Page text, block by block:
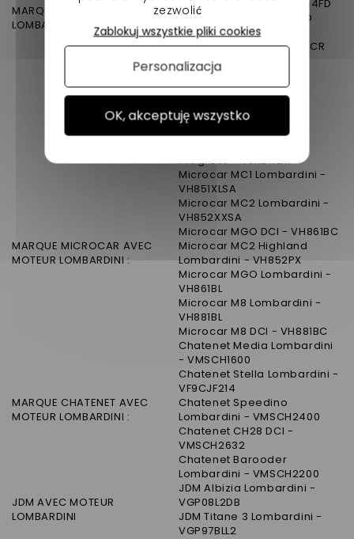
MARQUE LIGIER AVEC MOTEUR
LOMBARDINI
Ligier XTOO RS - VJRJS44FD
Ligier Dué - VJRJS42FDD
Ligier Xpro - VJRJS3002
Ligier IXO DCI - VJRJS36CR
Ligier XTOO R DCI -
VJRJS34CR
Ligier Optimax DCI -
Ligier XTOO RS DCI -
VJRJS44CR
Progress - VJRB1FDR
MARQUE MICROCAR AVEC
MOTEUR LOMBARDINI :
Microcar MC1 Lombardini -
VH851XLSA
Microcar MC2 Lombardini -
VH852XXSA
Microcar MGO DCI - VH861BC
Microcar MC2 Highland
Lombardini - VH852PX
Microcar MGO Lombardini -
VH861BL
Microcar M8 Lombardini -
VH881BL
Microcar M8 DCI - VH881BC
MARQUE CHATENET AVEC
MOTEUR LOMBARDINI :
Chatenet Media Lombardini
- VMSCH1600
Chatenet Stella Lombardini -
VF9CJF214
Chatenet Speedino
Lombardini - VMSCH2400
Chatenet CH28 DCI -
VMSCH2632
Chatenet Barooder
Lombardini - VMSCH2200
JDM AVEC MOTEUR
LOMBARDINI
JDM Albizia Lombardini -
VGP08L2DB
JDM Titane 3 Lombardini -
VGP97BLL2
zezwolić
OK, akceptuję wszystko
Zablokuj wszystkie pliki cookies
Personalizacja